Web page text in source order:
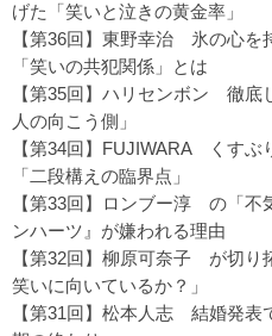
げた「笑いと泣きの黄金率」
【第36回】東野幸治 氷の心を
「笑いの共犯関係」とは
【第35回】ハリセンボン 徹底
人の向こう側」
【第34回】FUJIWARA
くすぶ
「二段構えの臨界点」
【第33回】ロンブー淳 の「不
ンハーツ』が嫌われる理由
【第32回】柳原可奈子 が切り
笑いに向いているか？」
【第31回】松本人志 結婚発表